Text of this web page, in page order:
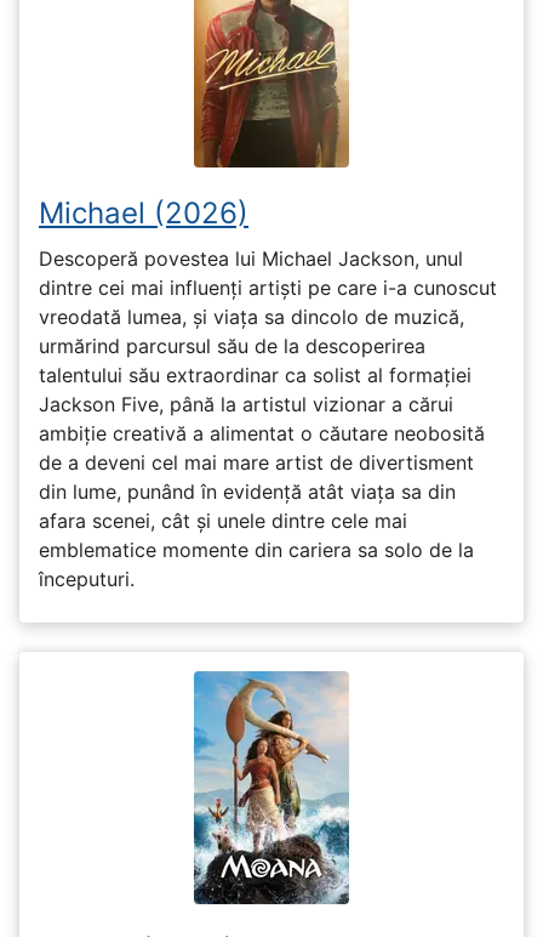
Michael (2026)
Descoperă povestea lui Michael Jackson, unul
dintre cei mai influenți artiști pe care i-a cunoscut
vreodată lumea, și viața sa dincolo de muzică,
urmărind parcursul său de la descoperirea
talentului său extraordinar ca solist al formației
Jackson Five, până la artistul vizionar a cărui
ambiție creativă a alimentat o căutare neobosită
de a deveni cel mai mare artist de divertisment
din lume, punând în evidență atât viața sa din
afara scenei, cât și unele dintre cele mai
emblematice momente din cariera sa solo de la
începuturi.